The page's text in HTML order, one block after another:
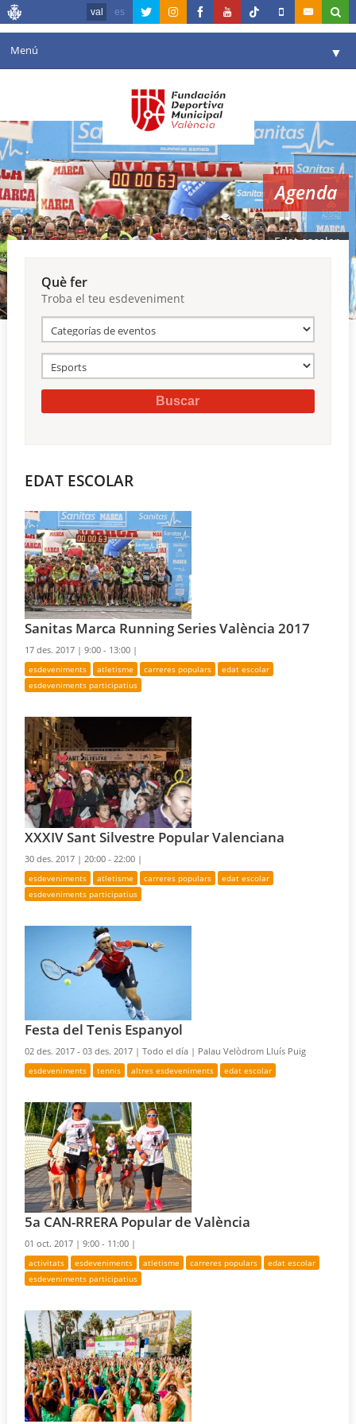
val es
Menú ▼
Agenda
Instal·lacions ▼
Comunicació ▼
València en esport ▼
Reserves
Agenda
Edat escolar
Què fer
Troba el teu esdeveniment
EDAT ESCOLAR
Sanitas Marca Running Series València 2017
17 des. 2017 |9:00 - 13:00 |
esdeveniments atletisme carreres populars
edat escolar
esdeveniments participatius
XXXIV Sant Silvestre Popular Valenciana
30 des. 2017 |20:00 - 22:00 |
esdeveniments atletisme carreres populars
edat escolar
esdeveniments participatius
Festa del Tenis Espanyol
02 des. 2017 - 03 des. 2017 |Todo el día | Palau Velòdrom Lluís Puig
esdeveniments tennis altres esdeveniments edat escolar
5a CAN-RRERA Popular de València
01 oct. 2017 |9:00 - 11:00 |
activitats esdeveniments atletisme carreres populars
edat escolar
esdeveniments participatius